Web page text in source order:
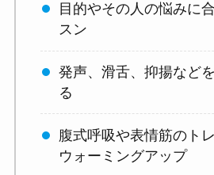
目的やその人の悩みに
スン
発声、滑舌、抑揚など
る
腹式呼吸や表情筋のト
ウォーミングアップ